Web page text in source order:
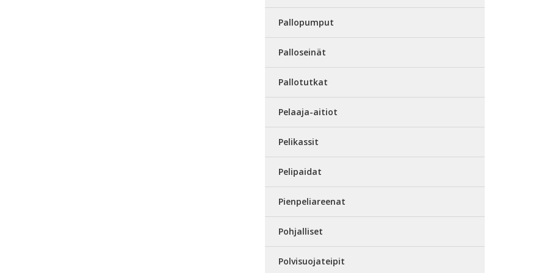
Pallopumput
Palloseinät
Pallotutkat
Pelaaja-aitiot
Pelikassit
Pelipaidat
Pienpeliareenat
Pohjalliset
Polvisuojateipit